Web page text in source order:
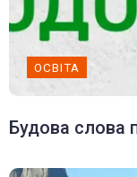
ОСВІТА
Будова слова